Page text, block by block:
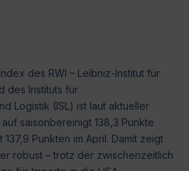
des RWI – Leibniz-Institut für
des Instituts für
Logistik (ISL) ist laut aktueller
saisonbereinigt 138,3 Punkte
Punkten im April. Damit zeigt
robust – trotz der zwischenzeitlich